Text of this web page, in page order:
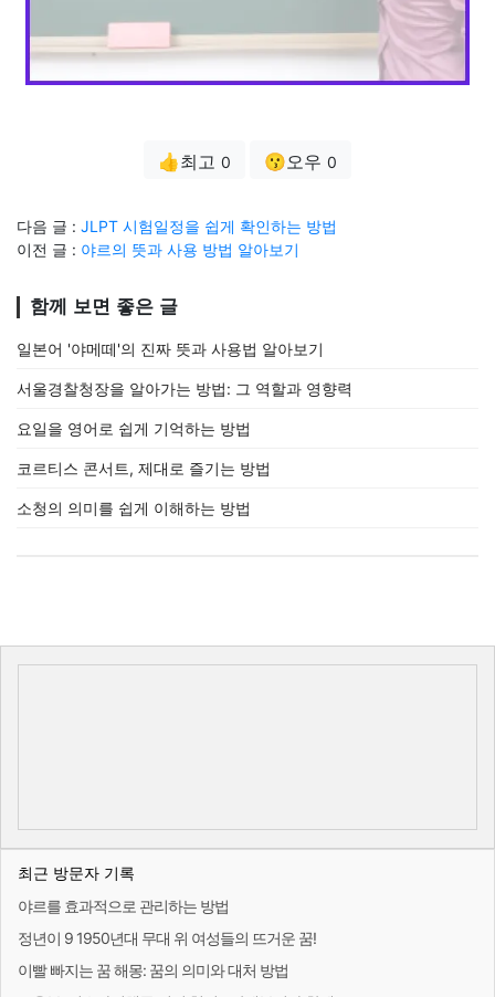
👍최고 0 😗오우 0
다음 글 : JLPT 시험일정을 쉽게 확인하는 방법
이전 글 : 야르의 뜻과 사용 방법 알아보기
함께 보면 좋은 글
일본어 '야메떼'의 진짜 뜻과 사용법 알아보기
서울경찰청장을 알아가는 방법: 그 역할과 영향력
요일을 영어로 쉽게 기억하는 방법
코르티스 콘서트, 제대로 즐기는 방법
소청의 의미를 쉽게 이해하는 방법
최근 방문자 기록
야르를 효과적으로 관리하는 방법
정년이 9 1950년대 무대 위 여성들의 뜨거운 꿈!
이빨 빠지는 꿈 해몽: 꿈의 의미와 대처 방법